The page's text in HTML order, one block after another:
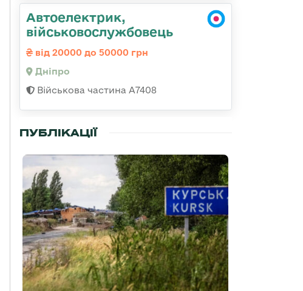
Автоелектрик,
військовослужбовець
від 20000 до 50000 грн
Дніпро
Військова частина А7408
ПУБЛІКАЦІЇ